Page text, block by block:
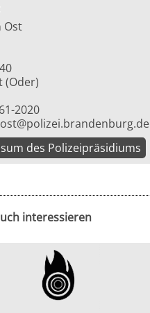
Ost
(Oder)
2020
des Polizeipräsidiums
interessieren